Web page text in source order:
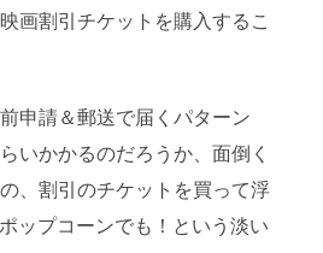
画割引チケットを購入するこ
申請＆郵送で届くパターン
いかかるのだろうか、面倒く
、割引のチケットを買って浮
ップコーンでも！という淡い